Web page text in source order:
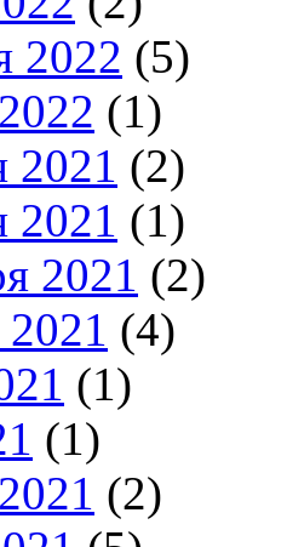
2022 (5)
(1)
2021 (2)
2021 (1)
2021 (2)
2021 (4)
(1)
(1)
(2)